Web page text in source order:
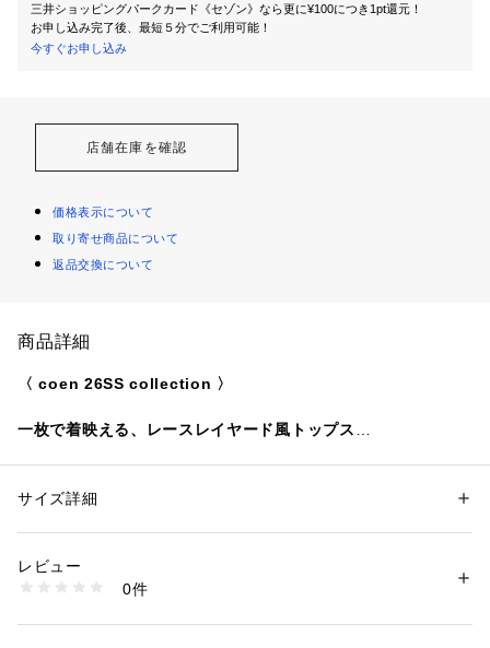
三井ショッピングパークカード《セゾン》なら更に¥100につき1pt還元！
お申し込み完了後、最短５分でご利用可能！
今すぐお申し込み
店舗在庫を確認
価格表示について
取り寄せ商品について
返品交換について
商品詳細
〈 coen 26SS collection 〉
一枚で着映える、レースレイヤード風トップス
〇レースドッキングが映えるレイヤード風デザイン
これ一枚でコーデの主役になる存在感が魅力です。
性別：レディース
素材：本体；綿100％ レース部分；綿41％ ナイロン36％ レーヨン23％
生産国：中国製
洗濯：ドライクリーニング・洗濯機洗い可
商品番号：1320000010530 （モール）
サイズ詳細
レビュー
0件